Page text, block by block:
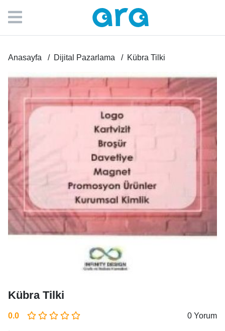
Anasayfa Dijital Pazarlama Kübra Tilki
Kübra Tilki
0.0 0 Yorum